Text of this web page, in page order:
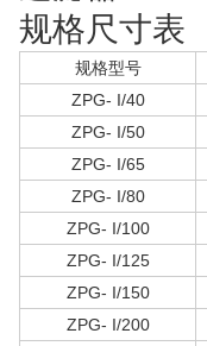
规格尺寸表
规格型号
ZPG- I/40
ZPG- I/50
ZPG- I/65
ZPG- I/80
ZPG- I/100
ZPG- I/125
ZPG- I/150
ZPG- I/200